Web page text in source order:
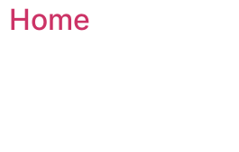
Home